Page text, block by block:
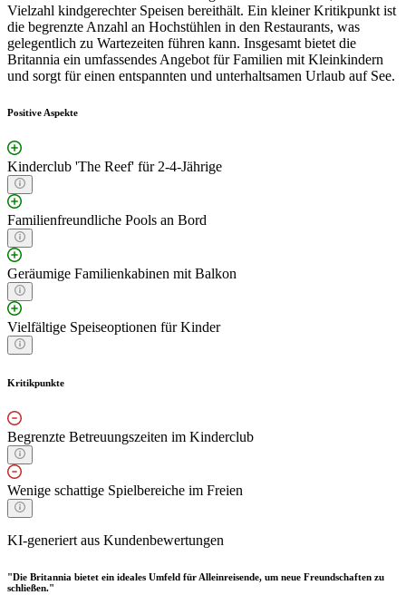
Vielzahl kindgerechter Speisen bereithält. Ein kleiner Kritikpunkt ist
die begrenzte Anzahl an Hochstühlen in den Restaurants, was
gelegentlich zu Wartezeiten führen kann. Insgesamt bietet die
Britannia ein umfassendes Angebot für Familien mit Kleinkindern
und sorgt für einen entspannten und unterhaltsamen Urlaub auf See.
Positive Aspekte
Kinderclub 'The Reef' für 2-4-Jährige
Familienfreundliche Pools an Bord
Geräumige Familienkabinen mit Balkon
Vielfältige Speiseoptionen für Kinder
Kritikpunkte
Begrenzte Betreuungszeiten im Kinderclub
Wenige schattige Spielbereiche im Freien
KI-generiert aus Kundenbewertungen
"Die Britannia bietet ein ideales Umfeld für Alleinreisende, um neue Freundschaften zu
schließen."